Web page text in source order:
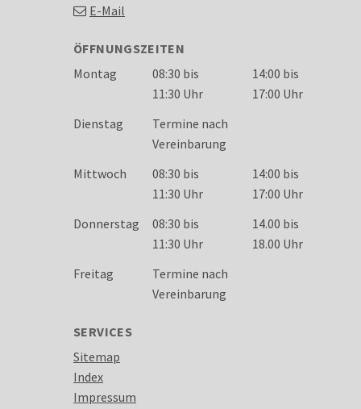
E-Mail
ÖFFNUNGSZEITEN
Wochentag
Öffnungszeiten
Montag
08:30 bis
11:30 Uhr
14:00 bis
17:00 Uhr
Dienstag
Termine nach
Vereinbarung
Mittwoch
08:30 bis
11:30 Uhr
14:00 bis
17:00 Uhr
Donnerstag
08:30 bis
11:30 Uhr
14.00 bis
18.00 Uhr
Freitag
Termine nach
Vereinbarung
SERVICES
Sitemap
Index
Impressum